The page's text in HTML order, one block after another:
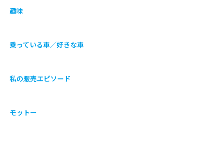
趣味
乗っている車／好きな車
私の販売エピソード
モットー